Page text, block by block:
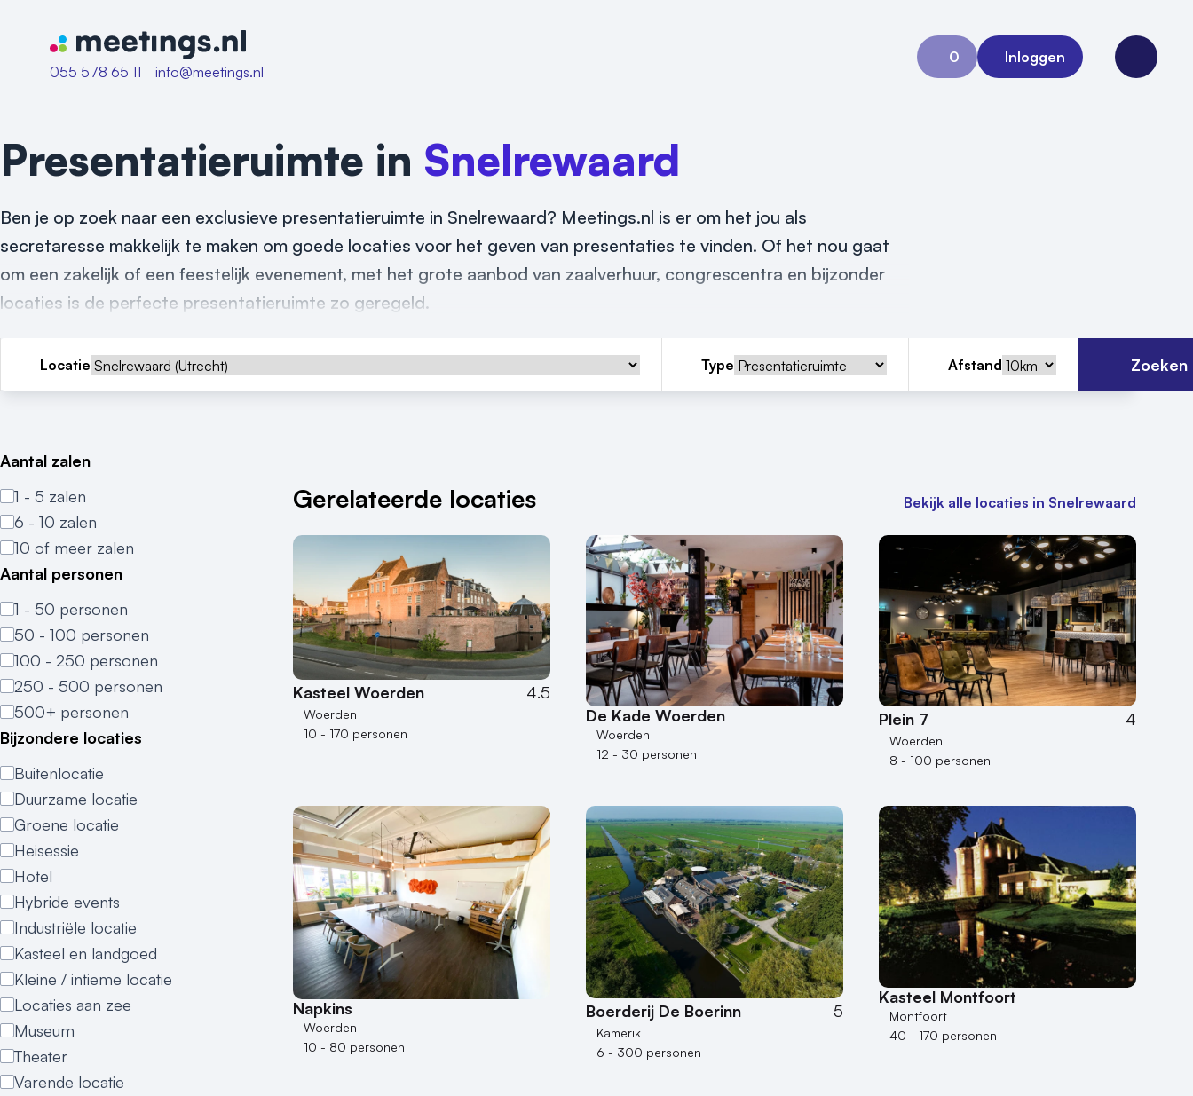
Naar home van Meetings
055 578 65 11
info@meetings.nl
0
Aanvraag 0
Inloggen
Open
Presentatieruimte in Snelrewaard
Ben je op zoek naar een exclusieve presentatieruimte in Snelrewaard? Meetings.nl is er om het jou als
secretaresse makkelijk te maken om goede locaties voor het geven van presentaties te vinden. Of het nou gaat
om een zakelijk of een feestelijk evenement, met het grote aanbod van zaalverhuur, congrescentra en bijzonder
locaties is de perfecte presentatieruimte zo geregeld.
Locatie Type Afstand Zoeken
Aantal zalen
1 - 5 zalen
6 - 10 zalen
10 of meer zalen
Aantal personen
1 - 50 personen
50 - 100 personen
100 - 250 personen
250 - 500 personen
500+ personen
Bijzondere locaties
Buitenlocatie
Duurzame locatie
Groene locatie
Heisessie
Hotel
Hybride events
Industriële locatie
Kasteel en landgoed
Kleine / intieme locatie
Locaties aan zee
Museum
Theater
Varende locatie
Gerelateerde locaties Bekijk alle locaties in Snelrewaard
Kasteel Woerden 4.5
Woerden
10 - 170 personen
De Kade Woerden
Woerden
12 - 30 personen
Plein 7 4
Woerden
8 - 100 personen
Napkins
Woerden
10 - 80 personen
Boerderij De Boerinn 5
Kamerik
6 - 300 personen
Kasteel Montfoort
Montfoort
40 - 170 personen